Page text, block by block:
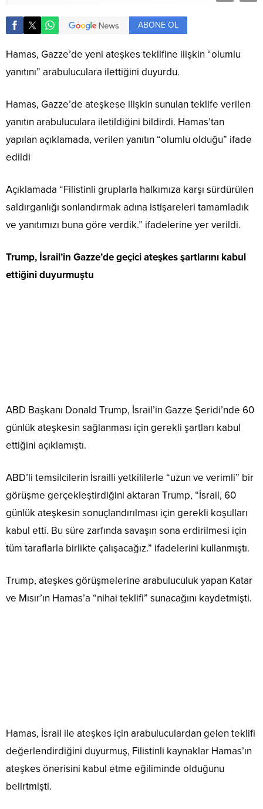
ABONE OL
Hamas, Gazze’de yeni ateşkes teklifine ilişkin “olumlu
yanıtını” arabuluculara ilettiğini duyurdu.
Hamas, Gazze’de ateşkese ilişkin sunulan teklife verilen
yanıtın arabuluculara iletildiğini bildirdi. Hamas’tan
yapılan açıklamada, verilen yanıtın “olumlu olduğu” ifade
edildi
Açıklamada “Filistinli gruplarla halkımıza karşı sürdürülen
saldırganlığı sonlandırmak adına istişareleri tamamladık
ve yanıtımızı buna göre verdik.” ifadelerine yer verildi.
Trump, İsrail’in Gazze’de geçici ateşkes şartlarını kabul
ettiğini duyurmuştu
ABD Başkanı Donald Trump, İsrail’in Gazze Şeridi’nde 60
günlük ateşkesin sağlanması için gerekli şartları kabul
ettiğini açıklamıştı.
ABD’li temsilcilerin İsrailli yetkililerle “uzun ve verimli” bir
görüşme gerçekleştirdiğini aktaran Trump, “İsrail, 60
günlük ateşkesin sonuçlandırılması için gerekli koşulları
kabul etti. Bu süre zarfında savaşın sona erdirilmesi için
tüm taraflarla birlikte çalışacağız.” ifadelerini kullanmıştı.
Trump, ateşkes görüşmelerine arabuluculuk yapan Katar
ve Mısır’ın Hamas’a “nihai teklifi” sunacağını kaydetmişti.
Hamas, İsrail ile ateşkes için arabuluculardan gelen teklifi
değerlendirdiğini duyurmuş, Filistinli kaynaklar Hamas’ın
ateşkes önerisini kabul etme eğiliminde olduğunu
belirtmişti.